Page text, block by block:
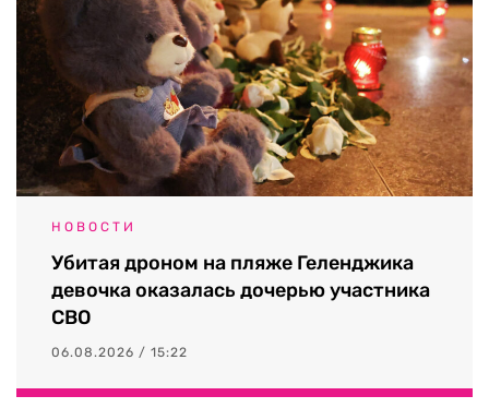
НОВОСТИ
Убитая дроном на пляже Геленджика
девочка оказалась дочерью участника
СВО
06.08.2026 / 15:22